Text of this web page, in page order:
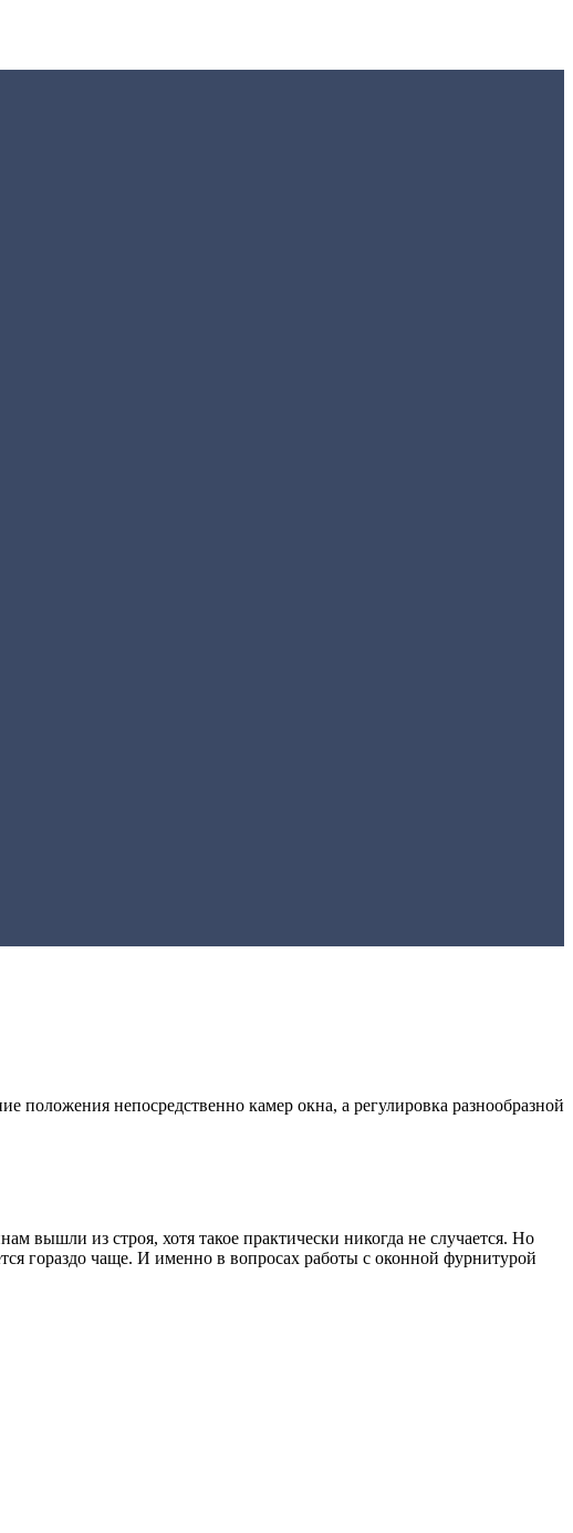
положения непосредственно камер окна, а регулировка разнообразной
вышли из строя, хотя такое практически никогда не случается. Но
гораздо чаще. И именно в вопросах работы с оконной фурнитурой